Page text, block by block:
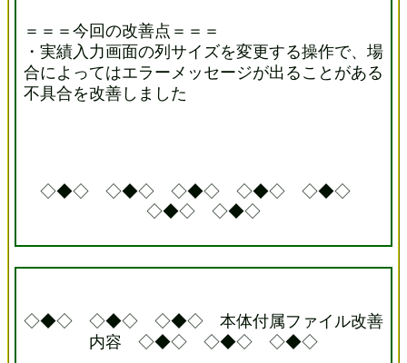
＝＝＝今回の改善点＝＝＝
・実績入力画面の列サイズを変更する操作で、場
合によってはエラーメッセージが出ることがある
不具合を改善しました
◇◆◇ ◇◆◇ ◇◆◇ ◇◆◇ ◇◆◇
◇◆◇ ◇◆◇
◇◆◇ ◇◆◇ ◇◆◇ 本体付属ファイル改善
内容 ◇◆◇ ◇◆◇ ◇◆◇